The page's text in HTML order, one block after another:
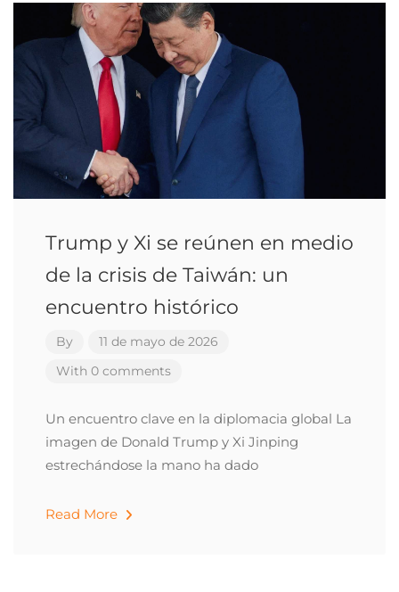
Trump y Xi se reúnen en medio
de la crisis de Taiwán: un
encuentro histórico
By
11 de mayo de 2026
With 0 comments
Un encuentro clave en la diplomacia global La
imagen de Donald Trump y Xi Jinping
estrechándose la mano ha dado
Read More